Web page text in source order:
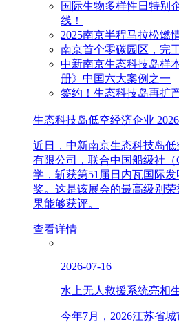
国际生物多样性日特别
线！
2025南京半程马拉松燃
南京首个零碳园区，完
中新南京生态科技岛样
册》中国六大案例之一
签约！生态科技岛再扩
生态科技岛低空经济企业
近日，中新南京生态科技岛
有限公司，联合中国船级社
学，斩获第51届日内瓦国际
奖。这是该展会的最高级别
果能够获评。
查看详情
2026-07-16
水上无人救援系统亮相
今年7月，2026江苏省